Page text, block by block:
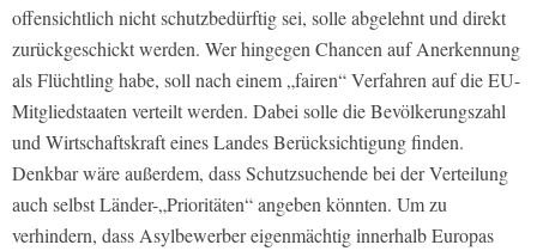
offensichtlich nicht schutzbedürftig sei, solle abgelehnt und direkt
zurückgeschickt werden. Wer hingegen Chancen auf Anerkennung
als Flüchtling habe, soll nach einem „fairen“ Verfahren auf die EU-
Mitgliedstaaten verteilt werden. Dabei solle die Bevölkerungszahl
und Wirtschaftskraft eines Landes Berücksichtigung finden.
Denkbar wäre außerdem, dass Schutzsuchende bei der Verteilung
auch selbst Länder-„Prioritäten“ angeben könnten. Um zu
verhindern, dass Asylbewerber eigenmächtig innerhalb Europas